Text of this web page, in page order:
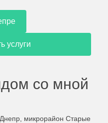
услуги
со мной
микрорайон Старые